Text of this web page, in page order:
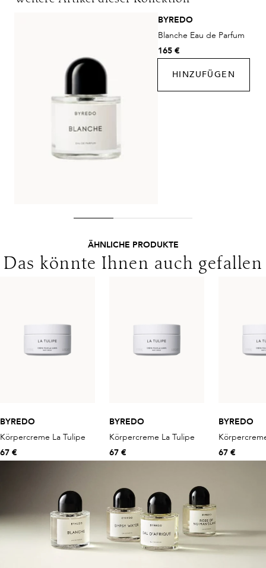
blumigen Duft auf der Haut.
1-2 Werktage
Kostenlos ab 250€ Warenwert
Lieferungen in die Schweiz erfolgen ohne MwSt. - beachten
Sie bitte die abweichenden Bedingungen. Für den Versand ins
BYREDO
Blanche Eau de Parfum
165 €
HINZUFÜGEN
ÄHNLICHE PRODUKTE
Das könnte Ihnen auch gefallen
BYREDO
Körpercreme La Tulipe
67 €
BYREDO
Körpercreme La Tulipe
67 €
BYREDO
67 €